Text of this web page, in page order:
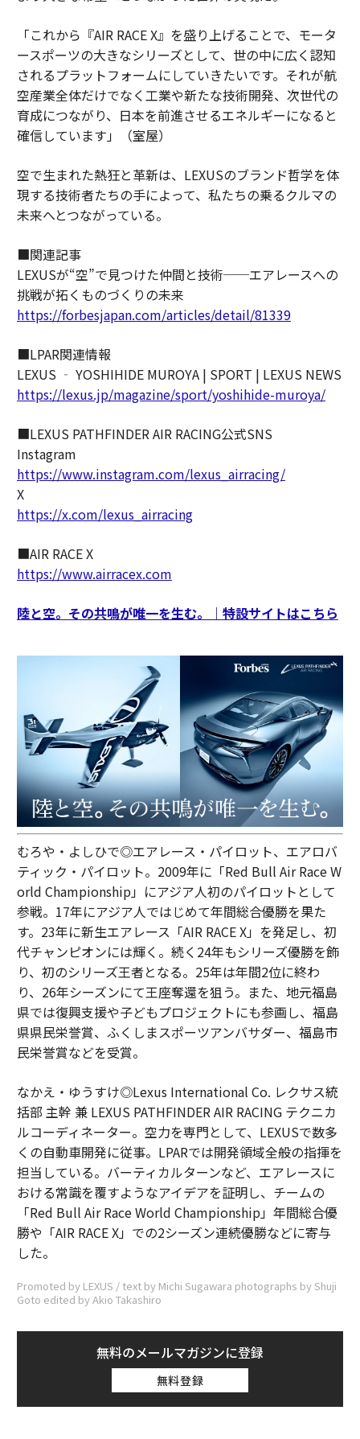
「これから『AIR RACE X』を盛り上げることで、モータ
ースポーツの大きなシリーズとして、世の中に広く認知
されるプラットフォームにしていきたいです。それが航
空産業全体だけでなく工業や新たな技術開発、次世代の
育成につながり、日本を前進させるエネルギーになると
確信しています」（室屋）
空で生まれた熱狂と革新は、LEXUSのブランド哲学を体
現する技術者たちの手によって、私たちの乗るクルマの
未来へとつながっている。
■関連記事
LEXUSが“空”で見つけた仲間と技術──エアレースへの
挑戦が拓くものづくりの未来
https://forbesjapan.com/articles/detail/81339
■LPAR関連情報
LEXUS ‐ YOSHIHIDE MUROYA | SPORT | LEXUS NEWS
https://lexus.jp/magazine/sport/yoshihide-muroya/
■LEXUS PATHFINDER AIR RACING公式SNS
Instagram
https://www.instagram.com/lexus_airracing/
X
https://x.com/lexus_airracing
■AIR RACE X
https://www.airracex.com
陸と空。その共鳴が唯一を生む。｜特設サイトはこちら
むろや・よしひで◎エアレース・パイロット、エアロバ
ティック・パイロット。2009年に「Red Bull Air Race W
orld Championship」にアジア人初のパイロットとして
参戦。17年にアジア人ではじめて年間総合優勝を果た
す。23年に新生エアレース「AIR RACE X」を発足し、初
代チャンピオンには輝く。続く24年もシリーズ優勝を飾
り、初のシリーズ王者となる。25年は年間2位に終わ
り、26年シーズンにて王座奪還を狙う。また、地元福島
県では復興支援や子どもプロジェクトにも参画し、福島
県県民栄誉賞、ふくしまスポーツアンバサダー、福島市
民栄誉賞などを受賞。
なかえ・ゆうすけ◎Lexus International Co. レクサス統
括部 主幹 兼 LEXUS PATHFINDER AIR RACING テクニカ
ルコーディネーター。空力を専門として、LEXUSで数多
くの自動車開発に従事。LPARでは開発領域全般の指揮を
担当している。バーティカルターンなど、エアレースに
おける常識を覆すようなアイデアを証明し、チームの
「Red Bull Air Race World Championship」年間総合優
勝や「AIR RACE X」での2シーズン連続優勝などに寄与
した。
Promoted by LEXUS / text by Michi Sugawara photographs by Shuji
Goto edited by Akio Takashiro
無料のメールマガジンに登録
無料登録